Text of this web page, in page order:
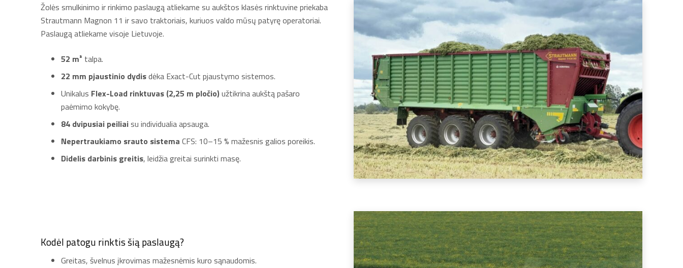
Žolės smulkinimo ir rinkimo paslaugą atliekame su aukštos klasės rinktuvine priekaba
Strautmann Magnon 11 ir savo traktoriais, kuriuos valdo mūsų patyrę operatoriai.
Paslaugą atliekame visoje Lietuvoje.
52 m³ talpa.
22 mm pjaustinio dydisdėka Exact-Cut pjaustymo sistemos.
Unikalus Flex-Load rinktuvas (2,25 m pločio)užtikrina aukštą pašaro
paėmimo kokybę.
84 dvipusiai peiliaisu individualia apsauga.
Nepertraukiamo srauto sistema CFS: 10–15 % mažesnis galios poreikis.
Didelis darbinis greitis, leidžia greitai surinkti masę.
Kodėl patogu rinktis šią paslaugą?
Greitas, švelnus įkrovimas mažesnėmis kuro sąnaudomis.